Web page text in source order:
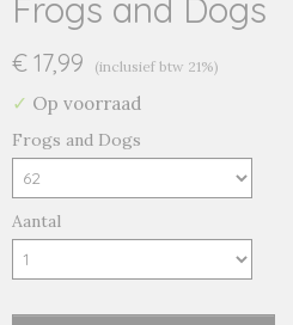
Frogs and Dogs
€ 17,99 (inclusief btw 21%)
✓ Op voorraad
Frogs and Dogs
Aantal